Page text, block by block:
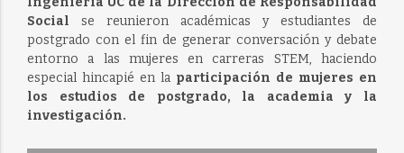
Social se reunieron académicas y estudiantes de
postgrado con el fin de generar conversación y debate
entorno a las mujeres en carreras STEM, haciendo
especial hincapié en la participación de mujeres en
los estudios de postgrado, la academia y la
investigación.